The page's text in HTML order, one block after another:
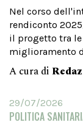
Nel corso
rendiconto
il progetto tra
miglioramento
A cura di
29/07/2026
POLITICA